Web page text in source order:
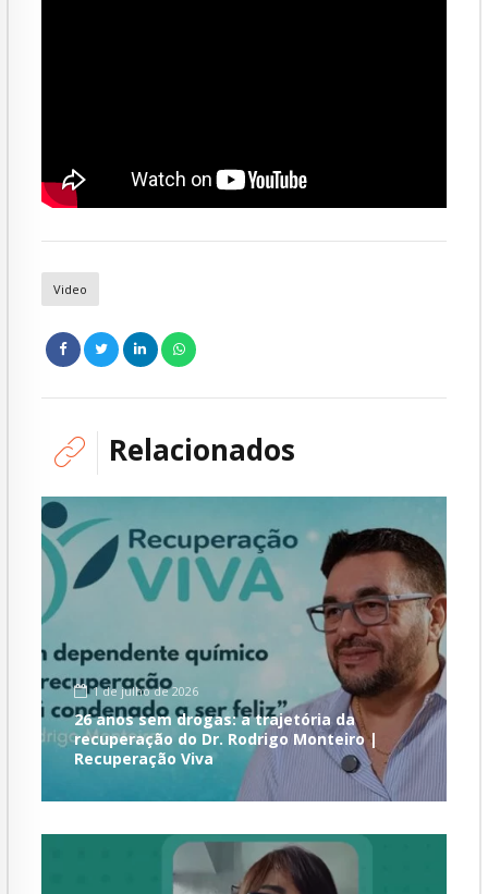
Video
Relacionados
1 de julho de 2026
26 anos sem drogas: a trajetória da
recuperação do Dr. Rodrigo Monteiro |
Recuperação Viva